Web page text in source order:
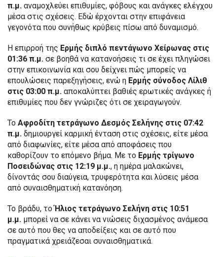
π.μ. αναμοχλεύει επιθυμίες, φόβους και ανάγκες ελέγχου
μέσα στις σχέσεις. Εδώ έρχονται στην επιφάνεια
γεγονότα που συνήθως κρύβεις πίσω από δυναμισμό.
Η επιρροή της Ερμής διπλό πεντάγωνο Χείρωνας στις
01:36 π.μ. σε βοηθά να κατανοήσεις τι σε έχει πληγώσει
στην επικοινωνία και σου δείχνει πώς μπορείς να
επουλώσεις παρεξηγήσεις, ενώ η Ερμής σύνοδος Λίλιθ
στις 03:00 π.μ. αποκαλύπτει βαθιές ερωτικές ανάγκες ή
επιθυμίες που δεν γνώριζες ότι σε χειραγωγούν.
Το Αφροδίτη τετράγωνο Δεσμός Σελήνης στις 07:42
π.μ. δημιουργεί καρμική ένταση στις σχέσεις, είτε μέσα
από διαφωνίες, είτε μέσα από αποφάσεις που
καθορίζουν το επόμενο βήμα. Με το Ερμής τρίγωνο
Ποσειδώνας στις 12:19 μ.μ., η ημέρα μαλακώνει,
δίνοντάς σου διαύγεια, τρυφερότητα και λύσεις μέσα
από συναισθηματική κατανόηση.
Το βράδυ, τοΉλιος τετράγωνο Σελήνη στις 10:51
μ.μ. μπορεί να σε κάνει να νιώσεις διχασμένος ανάμεσα
σε αυτό που θες να αποδείξεις και σε αυτό που
πραγματικά χρειάζεσαι συναισθηματικά.